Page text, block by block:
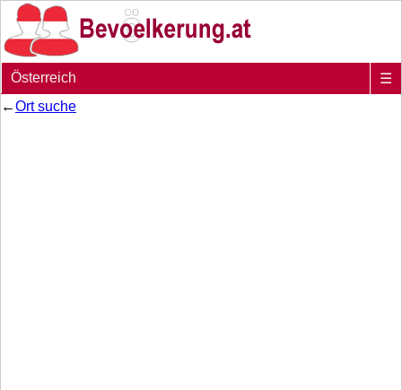
Österreich
☰
←Ort suche